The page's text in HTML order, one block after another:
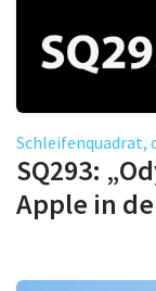
Schleifenquadrat,
SQ293:
Apple in